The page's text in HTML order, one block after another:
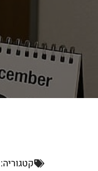
קטגוריה: